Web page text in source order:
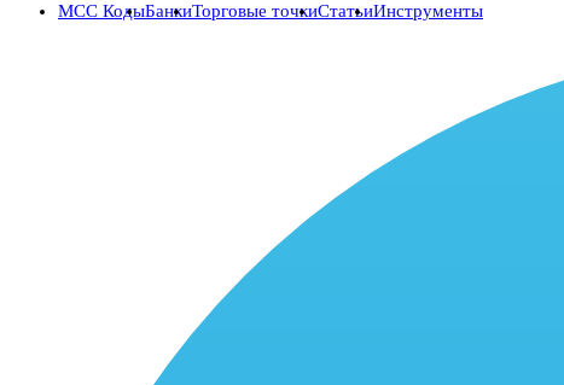
MCC КодыБанкиТорговые точкиСтатьиИнструменты